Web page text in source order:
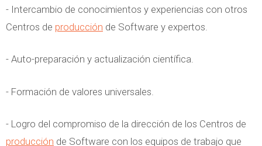
- Intercambio de conocimientos y experiencias con otros
Centros de producción de Software y expertos.
- Auto-preparación y actualización científica.
- Formación de valores universales.
- Logro del compromiso de la dirección de los Centros de
producción de Software con los equipos de trabajo que